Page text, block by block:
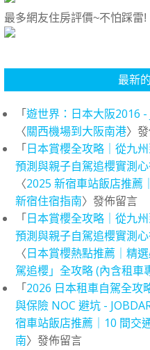
最多網友住房評價~不怕踩雷!
最新
「遊世界：日本大阪2016 -
〈關西機場到大阪南港〉
「日本賞櫻全攻略｜從九
預測與親子自駕追櫻實測
〈2025 新宿車站飯店推薦
新宿住宿指南〉發佈留言
「日本賞櫻全攻略｜從九
預測與親子自駕追櫻實測
〈日本賞櫻熱點推薦｜精
駕追櫻」全攻略 (內含租車
「2026 日本租車自駕全攻
與保險 NOC 避坑 -
宿車站飯店推薦｜10 間交
南〉發佈留言